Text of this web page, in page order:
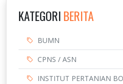
KATEGORI BERITA
BUMN
CPNS / ASN
INSTITUT PERTANIAN